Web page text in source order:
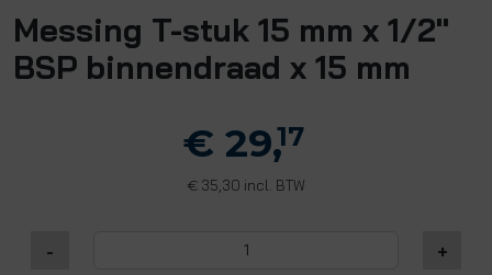
Messing T-stuk 15 mm x 1/2"
BSP binnendraad x 15 mm
€ 29,17
€ 35,30 incl. BTW
- +